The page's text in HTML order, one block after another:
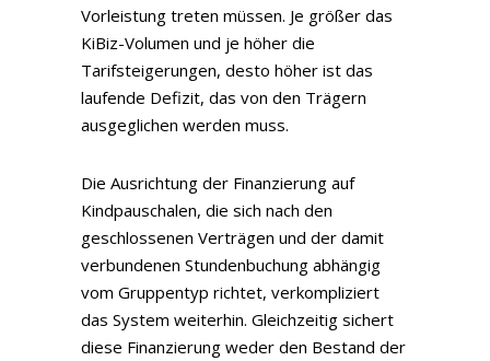
Vorleistung treten müssen. Je größer das
KiBiz-Volumen und je höher die
Tarifsteigerungen, desto höher ist das
laufende Defizit, das von den Trägern
ausgeglichen werden muss.
Die Ausrichtung der Finanzierung auf
Kindpauschalen, die sich nach den
geschlossenen Verträgen und der damit
verbundenen Stundenbuchung abhängig
vom Gruppentyp richtet, verkompliziert
das System weiterhin. Gleichzeitig sichert
diese Finanzierung weder den Bestand der